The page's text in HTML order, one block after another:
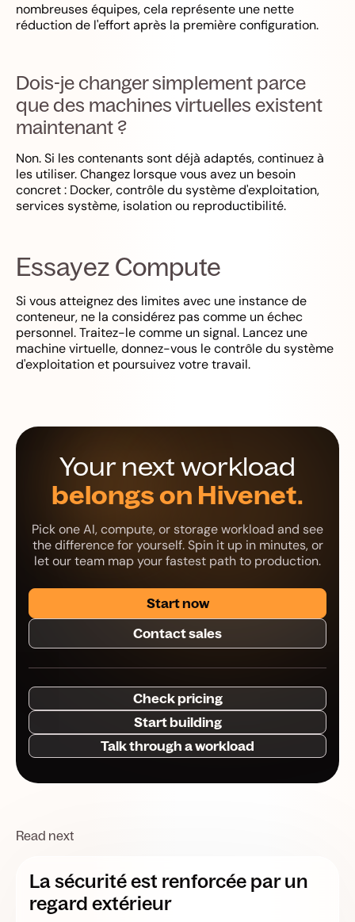
nombreuses équipes, cela représente une nette
réduction de l'effort après la première configuration.
Dois-je changer simplement parce
que des machines virtuelles existent
maintenant ?
Non. Si les contenants sont déjà adaptés, continuez à
les utiliser. Changez lorsque vous avez un besoin
concret : Docker, contrôle du système d'exploitation,
services système, isolation ou reproductibilité.
Essayez Compute
Si vous atteignez des limites avec une instance de
conteneur, ne la considérez pas comme un échec
personnel. Traitez-le comme un signal. Lancez une
machine virtuelle, donnez-vous le contrôle du système
d'exploitation et poursuivez votre travail.
Your next workload
belongs on Hivenet.
Pick one AI, compute, or storage workload and see
the difference for yourself. Spin it up in minutes, or
let our team map your fastest path to production.
Start now
Contact sales
Check pricing
Start building
Talk through a workload
Read next
La sécurité est renforcée par un
regard extérieur